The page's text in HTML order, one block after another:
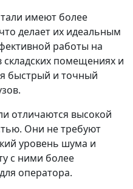
имеют более
делает их идеальным
работы на
помещениях и
быстрый и точный
отличаются высокой
Они не требуют
уровень шума и
с ними более
оператора.